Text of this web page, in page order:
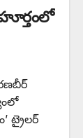
ట్రైలర్